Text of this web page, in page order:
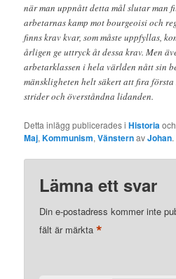
när man uppnått detta mål slutar man
arbetarnas kamp mot bourgeoisi och
finns krav kvar, som måste uppfyllas,
årligen ge uttryck åt dessa krav. Men
arbetarklassen i hela världen nått sin
mänskligheten helt säkert att fira
strider och överståndna lidanden.
Detta inlägg publicerades iHistoria
Maj,Kommunism,VänsternavJohan
Lämna ett svar
Din e-postadress kommer inte
fält är märkta*